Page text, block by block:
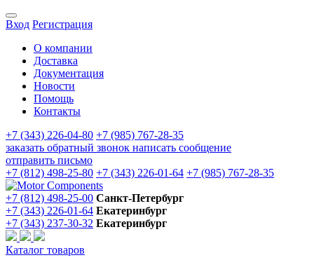
Вход Регистрация
О компании
Доставка
Документация
Новости
Помощь
Контакты
+7 (343) 226-04-80 +7 (985) 767-28-35
заказать обратный звонок написать сообщение
отправить письмо
+7 (812) 498-25-80 +7 (343) 226-01-64 +7 (985) 767-28-35
+7 (812) 498-25-00 Санкт-Петербург
+7 (343) 226-01-64 Екатеринбург
+7 (343) 237-30-32 Екатеринбург
Каталог товаров